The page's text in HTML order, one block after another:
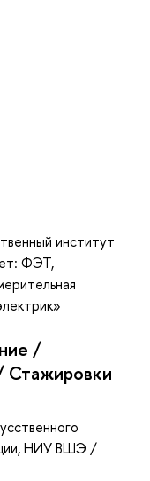
институт
ФЭТ,
/
Стажировки
, НИУ ВШЭ /